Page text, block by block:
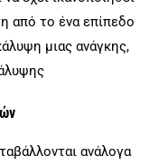
από το ένα επίπεδο
μιας ανάγκης,
ανάλογα